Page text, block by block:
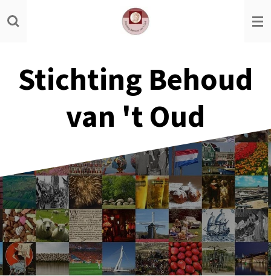
Ga
direct
hoofdinhoud
Stichting Behoud
van 't Oud